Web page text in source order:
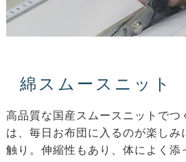
綿スムースニット
高品質な国産スムースニットでつ
は、毎日お布団に入るのが楽しみ
触り。伸縮性もあり、体によく添